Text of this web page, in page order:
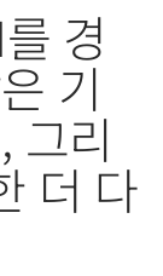
지
with DeepL
경
기
그리
더 다